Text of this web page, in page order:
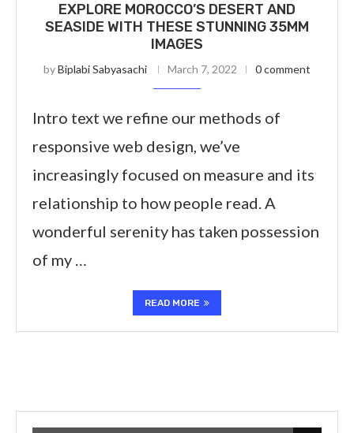
EXPLORE MOROCCO’S DESERT AND
SEASIDE WITH THESE STUNNING 35MM
IMAGES
byBiplabi Sabyasachi March 7, 2022 0 comment
Intro text we refine our methods of
responsive web design, we’ve
increasingly focused on measure and its
relationship to how people read. A
wonderful serenity has taken possession
of my …
READ MORE